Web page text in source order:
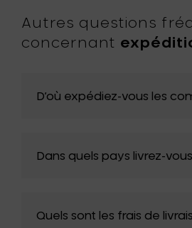
Autres questions
concernant
D’où expédiez-vous les
Dans quels pays livrez-
Quels sont les frais de